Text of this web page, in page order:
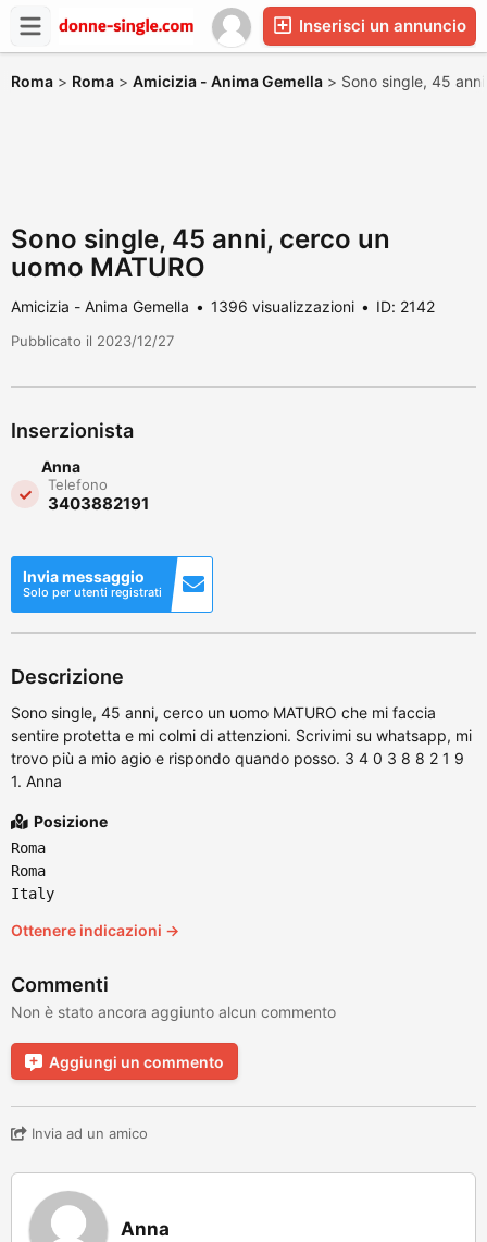
Inserisci un annuncio
Roma > Roma > Amicizia - Anima Gemella > Sono single, 45
Sono single, 45 anni, cerco un
uomo MATURO
Amicizia - Anima Gemella 1396 visualizzazioni ID: 2142
Pubblicato il 2023/12/27
Inserzionista
Anna
Telefono
3403882191
Invia messaggio
Solo per utenti registrati
Descrizione
Sono single, 45 anni, cerco un uomo MATURO che mi faccia
sentire protetta e mi colmi di attenzioni. Scrivimi su whatsapp, mi
trovo più a mio agio e rispondo quando posso. 3 4 0 3 8 8 2 1 9
1. Anna
Posizione
Roma
Roma
Italy
Ottenere indicazioni →
Commenti
Non è stato ancora aggiunto alcun commento
Aggiungi un commento
Invia ad un amico
Anna